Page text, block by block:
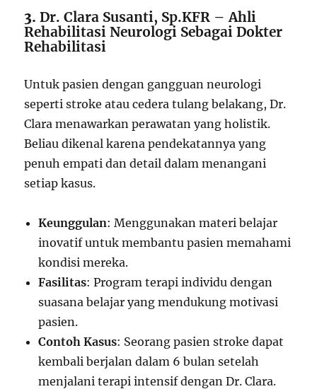
3.Dr. Clara Susanti, Sp.KFR – Ahli
Rehabilitasi Neurologi Sebagai Dokter
Rehabilitasi
Untuk pasien dengan gangguan neurologi
seperti stroke atau cedera tulang belakang, Dr.
Clara menawarkan perawatan yang holistik.
Beliau dikenal karena pendekatannya yang
penuh empati dan detail dalam menangani
setiap kasus.
Keunggulan: Menggunakan materi belajar
inovatif untuk membantu pasien memahami
kondisi mereka.
Fasilitas: Program terapi individu dengan
suasana belajar yang mendukung motivasi
pasien.
Contoh Kasus: Seorang pasien stroke dapat
kembali berjalan dalam 6 bulan setelah
menjalani terapi intensif dengan Dr. Clara.